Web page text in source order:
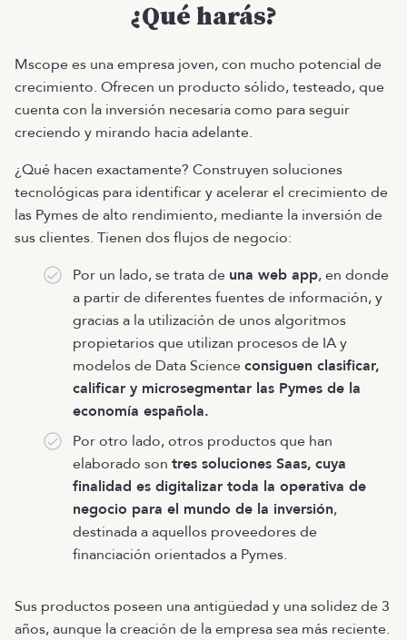
¿Qué harás?
Mscope es una empresa joven, con mucho potencial de
crecimiento. Ofrecen un producto sólido, testeado, que
cuenta con la inversión necesaria como para seguir
creciendo y mirando hacia adelante.
¿Qué hacen exactamente? Construyen soluciones
tecnológicas para identificar y acelerar el crecimiento de
las Pymes de alto rendimiento, mediante la inversión de
sus clientes. Tienen dos flujos de negocio:
Por un lado, se trata de una web app, en donde
a partir de diferentes fuentes de información, y
gracias a la utilización de unos algoritmos
propietarios que utilizan procesos de IA y
modelos de Data Scienceconsiguen clasificar,
calificar y microsegmentar las Pymes de la
economía española.
Por otro lado, otros productos que han
elaborado son tres soluciones Saas, cuya
finalidad es digitalizar toda la operativa de
negocio para el mundo de la inversión,
destinada a aquellos proveedores de
financiación orientados a Pymes.
Sus productos poseen una antigüedad y una solidez de 3
años, aunque la creación de la empresa sea más reciente.